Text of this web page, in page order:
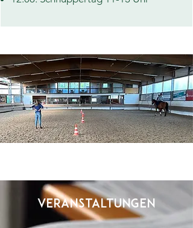
Veranstaltungen